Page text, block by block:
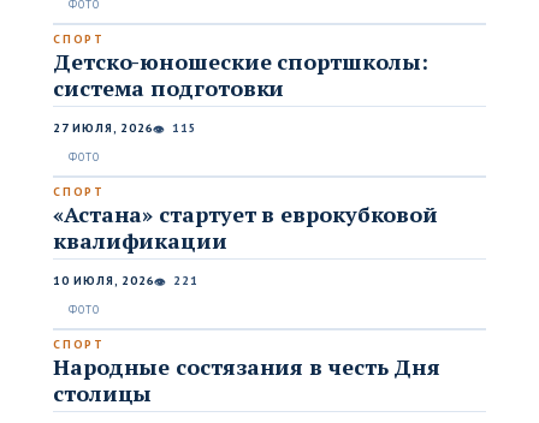
СПОРТ
Детско-юношеские спортшколы:
система подготовки
27 ИЮЛЯ, 2026👁 115
СПОРТ
«Астана» стартует в еврокубковой
квалификации
10 ИЮЛЯ, 2026👁 221
СПОРТ
Народные состязания в честь Дня
столицы